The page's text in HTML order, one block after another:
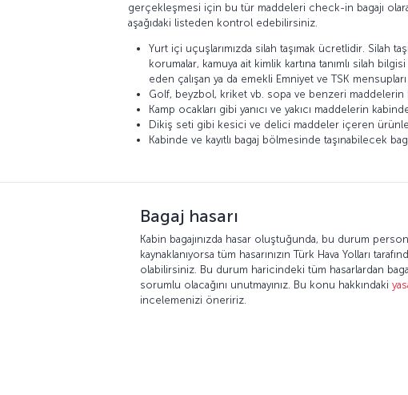
gerçekleşmesi için bu tür maddeleri check-in bagajı
aşağıdaki listeden kontrol edebilirsiniz.
Yurt içi uçuşlarımızda silah taşımak ücretlidir. Silah
korumalar, kamuya ait kimlik kartına tanımlı silah
eden çalışan ya da emekli Emniyet ve TSK
Golf, beyzbol, kriket vb. sopa ve benzeri maddelerin
Kamp ocakları gibi yanıcı ve yakıcı maddelerin
Dikiş seti gibi kesici ve delici maddeler içeren
Kabinde ve kayıtlı bagaj bölmesinde taşınabilecek
Bagaj hasarı
Kabin bagajınızda hasar oluştuğunda, bu durum
kaynaklanıyorsa tüm hasarınızın Türk Hava Yolları
olabilirsiniz. Bu durum haricindeki tüm hasarlardan
sorumlu olacağını unutmayınız. Bu konu hakkındaki
incelemenizi öneririz.